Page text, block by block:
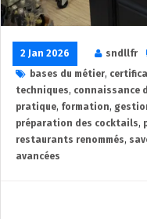
2 Jan 2026 sndllfr
bases du métier,
techniques, connaissance
pratique, formation,
préparation des cocktails,
restaurants renommés,
avancées